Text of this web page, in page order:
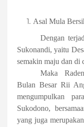
Asal Mula
Dengan
Sukonandi, yaitu
semakin maju dan di
Maka
Bulan Besar Rii
mengumpulkan
Sukodono,
yang juga